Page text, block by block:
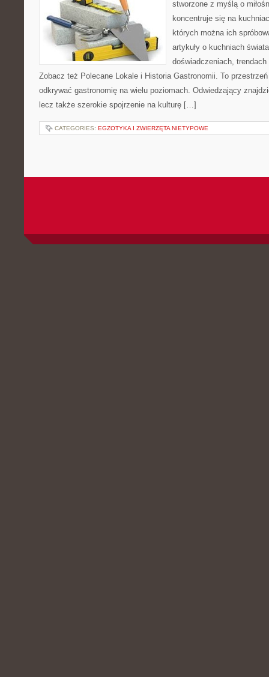
stworzone z myślą o
koncentruje się na
których można ich
artykuły o kuchniach
doświadczeniach,
Zobacz też Polecane Lokale i Historia Gastronomii. To
odkrywać gastronomię na wielu poziomach. Odwiedzający
lecz także szerokie spojrzenie na kulturę […]
CATEGORIES: EGZOTYKA I ZWIERZĘTA NIETYPOWE